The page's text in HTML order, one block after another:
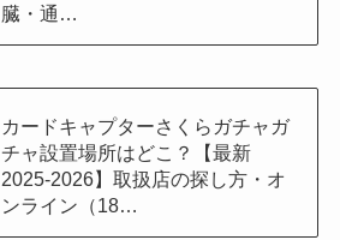
臓・通…
カードキャプターさくらガチャガ
チャ設置場所はどこ？【最新
2025-2026】取扱店の探し方・オ
ンライン（18…